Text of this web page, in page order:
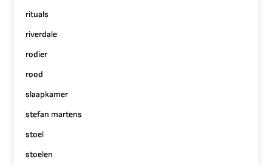
rituals
riverdale
rodier
rood
slaapkamer
stefan martens
stoel
stoelen